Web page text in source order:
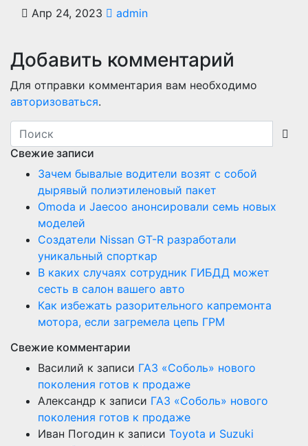
Апр 24, 2023 admin
Добавить комментарий
Для отправки комментария вам необходимо
авторизоваться.
Свежие записи
Зачем бывалые водители возят с собой
дырявый полиэтиленовый пакет
Оmoda и Jaecoo анонсировали семь новых
моделей
Создатели Nissan GT-R разработали
уникальный спорткар
В каких случаях сотрудник ГИБДД может
сесть в салон вашего авто
Как избежать разорительного капремонта
мотора, если загремела цепь ГРМ
Свежие комментарии
Василий к записи ГАЗ «Соболь» нового
поколения готов к продаже
Александр к записи ГАЗ «Соболь» нового
поколения готов к продаже
Иван Погодин к записи Toyota и Suzuki